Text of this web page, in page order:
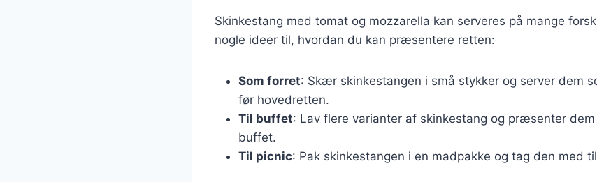
Skinkestang med tomat og mozzarella kan serveres på mange
nogle ideer til, hvordan du kan præsentere retten:
Som forret: Skær skinkestangen i små stykker og server dem
før hovedretten.
Til buffet: Lav flere varianter af skinkestang og præsenter
buffet.
Til picnic: Pak skinkestangen i en madpakke og tag den med